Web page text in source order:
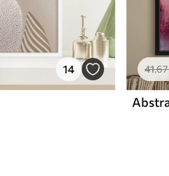
14 41.67